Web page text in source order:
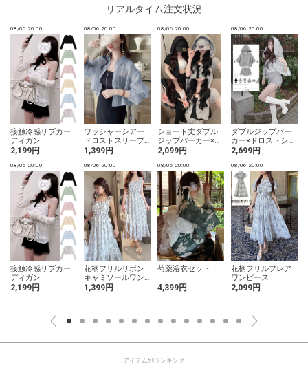
リアルタイム注文状況
08/06 20:00
接触冷感リブカー
ディガン
2,199円
08/06 20:00
ワッシャーシアー
ドロストスリーブ
シャツ
1,399円
08/06 20:00
ショート丈ダブル
ジップパーカー×フ
レアパンツスウェ
2,099円
08/06 20:00
ダブルジップパー
カー×ドロストショ
ートパンツセット
2,699円
08/06 20:00
接触冷感リブカー
ディガン
2,199円
08/06 20:00
花柄フリルリボン
キャミソールワン
ピース
1,399円
08/06 20:00
芍薬浴衣セット
4,399円
08/06 20:00
花柄フリルフレア
ワンピース
2,099円
アイテム別ランキング